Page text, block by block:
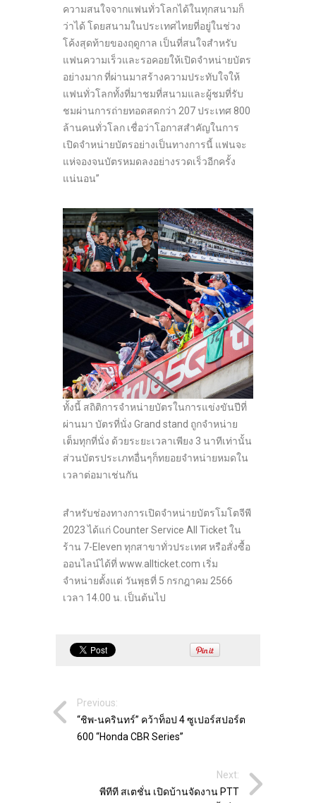
ความสนใจจากแฟนทั่วโลกได้ในทุกสนามก็
ว่าได้ โดยสนามในประเทศไทยที่อยู่ในช่วง
โค้งสุดท้ายของฤดูกาล เป็นที่สนใจสำหรับ
แฟนความเร็วและรอคอยให้เปิดจำหน่ายบัตร
อย่างมาก ที่ผ่านมาสร้างความประทับใจให้
แฟนทั่วโลกทั้งที่มาชมที่สนามและผู้ชมที่รับ
ชมผ่านการถ่ายทอดสดกว่า 207 ประเทศ 800
ล้านคนทั่วโลก เชื่อว่าโอกาสสำคัญในการ
เปิดจำหน่ายบัตรอย่างเป็นทางการนี้ แฟนจะ
แห่จองจนบัตรหมดลงอย่างรวดเร็วอีกครั้ง
แน่นอน”
ทั้งนี้ สถิติการจำหน่ายบัตรในการแข่งขันปีที่
ผ่านมา บัตรที่นั่ง Grand stand ถูกจำหน่าย
เต็มทุกที่นั่ง ด้วยระยะเวลาเพียง 3 นาทีเท่านั้น
ส่วนบัตรประเภทอื่นๆก็ทยอยจำหน่ายหมดใน
เวลาต่อมาเช่นกัน
สำหรับช่องทางการเปิดจำหน่ายบัตรโมโตจีพี
2023 ได้แก่ Counter Service All Ticket ใน
ร้าน 7-Eleven ทุกสาขาทั่วประเทศ หรือสั่งซื้อ
ออนไลน์ได้ที่ www.allticket.com เริ่ม
จำหน่ายตั้งแต่ วันพุธที่ 5 กรกฎาคม 2566
เวลา 14.00 น. เป็นต้นไป
Previous:
“ชิพ-นครินทร์” คว้าท็อป 4 ซูเปอร์สปอร์ต
600 “Honda CBR Series”
Next:
พีทีที สเตชั่น เปิดบ้านจัดงาน PTT